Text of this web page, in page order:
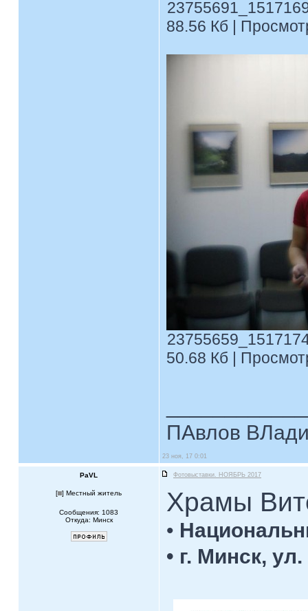
88.56 Кб |
50.68 Кб |
ПАвлов
23 ноя, 17 0:01
PaVL Фотовыставки. НОЯБРЬ 2017
[ ] Местный житель
Сообщения: 1083
Откуда: Минск
Храмы
•
• г. Минск,